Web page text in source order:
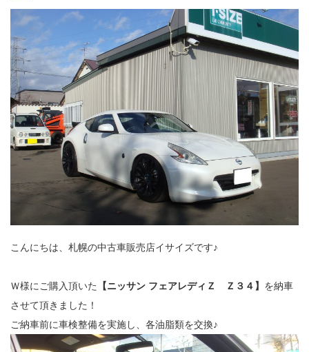
こんにちは、札幌の中古車販売店イサイズです♪
Ｗ様にご購入頂いた 【ニッサン フェアレディＺ Ｚ３４】 を納車
させて頂きました！
ご納車前に車検整備を実施し、各油脂類を交換♪